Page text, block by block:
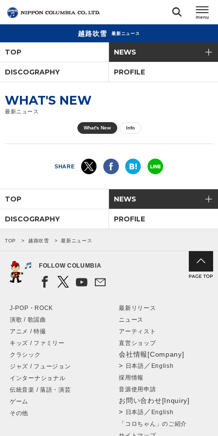
閉じる
アーティスト
直営ショップ
会社情報
サイトマップ
越路吹雪 最新ニュース
TOP NEWS
DISCOGRAPHY PROFILE
WHAT'S NEW
最新ニュース
What's New Info
SHARE
TOP NEWS
DISCOGRAPHY PROFILE
TOP 越路吹雪 最新ニュース
FOLLOW COLUMBIA
J-POP・ROCK
演歌 / 歌謡曲
アニメ / 特撮
キッズ / ファミリー
クラシック
ジャズ / フュージョン
インターナショナル
伝統音楽 / 落語・演芸
ゲーム
その他
最新リリース
ニュース
アーティスト
直営ショップ
会社情報[Company]
> 日本語 ／ English
採用情報
音源使用申請
お問い合わせ[Inquiry]
> 日本語 ／ English
「コロちゃん」のご紹介